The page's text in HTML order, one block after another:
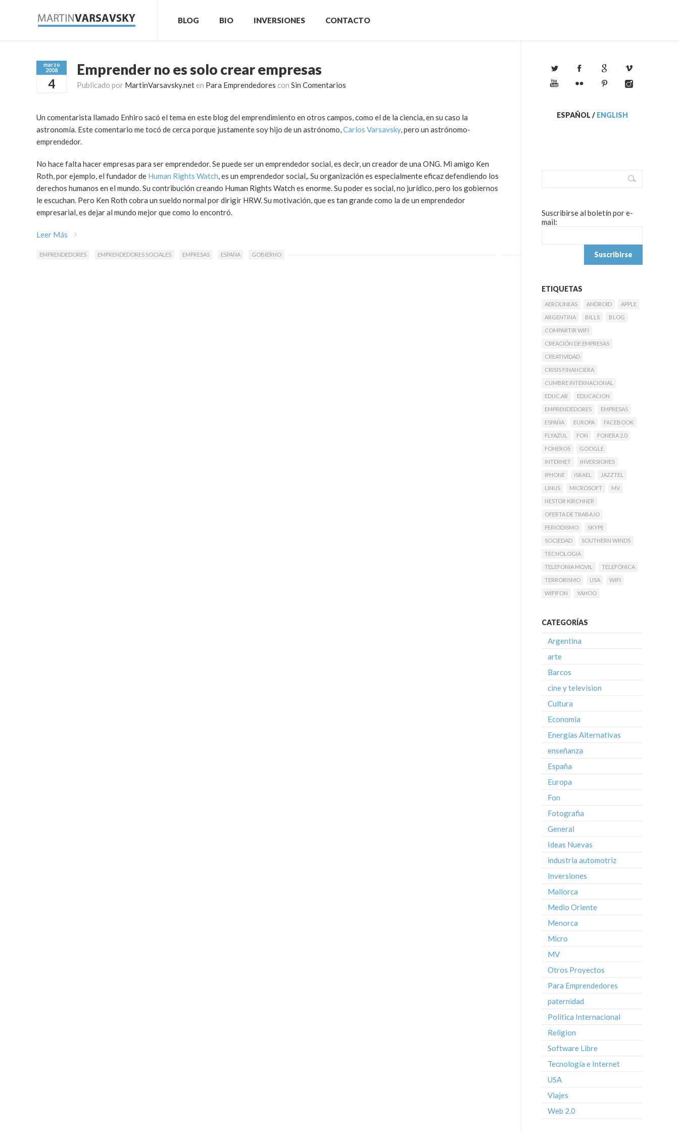
BLOG BIO INVERSIONES CONTACTO
marzo
2008
4
Emprender no es solo crear empresas
Publicado por MartinVarsavsky.net en Para Emprendedores con Sin Comentarios
Un comentarista llamado Enhiro sacó el tema en este blog del emprendimiento en otros campos, como el de la ciencia, en su caso la
astronomía. Este comentario me tocó de cerca porque justamente soy hijo de un astrónomo,Carlos Varsavsky, pero un astrónomo-
emprendedor.
No hace falta hacer empresas para ser emprendedor. Se puede ser un emprendedor social, es decir, un creador de una ONG. Mi amigo Ken
Roth, por ejemplo, el fundador de Human Rights Watch, es un emprendedor social,. Su organización es especialmente eficaz defendiendo los
derechos humanos en el mundo. Su contribución creando Human Rights Watch es enorme. Su poder es social, no jurídico, pero los gobiernos
le escuchan. Pero Ken Roth cobra un sueldo normal por dirigir HRW. Su motivación, que es tan grande como la de un emprendedor
empresarial, es dejar al mundo mejor que como lo encontró.
Leer Más
EMPRENDEDORES EMPRENDEDORES SOCIALES EMPRESAS ESPAÑA GOBIERNO
ESPAÑOL / ENGLISH
Suscribirse al boletín por e-
mail:
ETIQUETAS
AEROLINEAS ANDROID
APPLE
ARGENTINA
BILLS
BLOG
COMPARTIR WIFI
CREACIÓN DE EMPRESAS
CREATIVIDAD
CRISIS FINANCIERA
CUMBRE INTERNACIONAL
EDUC.AR
EDUCACION
EMPRENDEDORES
EMPRESAS
ESPAÑA
EUROPA
FACEBOOK
FLYAZUL
FON
FONERA 2.0
FONEROS
GOOGLE
INTERNET
INVERSIONES
IPHONE
ISRAEL
JAZZTEL
LINUS
MICROSOFT
MV
NESTOR KIRCHNER
OFERTA DE TRABAJO
PERIODISMO
SKYPE
SOCIEDAD
SOUTHERN WINDS
TECNOLOGIA
TELEFONIA MOVIL
TELEFÓNICA
TERRORISMO
USA
WIFI
WIFIFON
YAHOO
CATEGORÍAS
Argentina
arte
Barcos
cine y television
Cultura
Economia
Energías Alternativas
enseñanza
España
Europa
Fon
Fotografia
General
Ideas Nuevas
industria automotriz
Inversiones
Mallorca
Medio Oriente
Menorca
Micro
MV
Otros Proyectos
Para Emprendedores
paternidad
Política Internacional
Religion
Software Libre
Tecnología e Internet
USA
Viajes
Web 2.0